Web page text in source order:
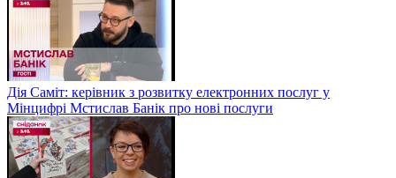
Дія Саміт: керівник з розвитку електронних послуг у
Мінцифрі Мстислав Банік про нові послуги